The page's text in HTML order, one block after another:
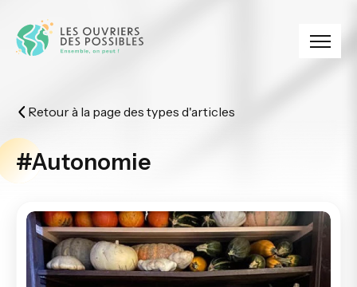
Retour à la page des types d'articles
#Autonomie